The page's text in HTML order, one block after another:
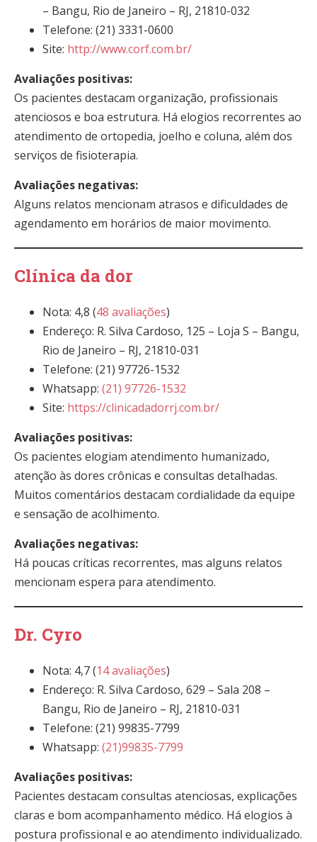
– Bangu, Rio de Janeiro – RJ, 21810-032
Telefone: (21) 3331-0600
Site: http://www.corf.com.br/
Avaliações positivas:
Os pacientes destacam organização, profissionais
atenciosos e boa estrutura. Há elogios recorrentes ao
atendimento de ortopedia, joelho e coluna, além dos
serviços de fisioterapia.
Avaliações negativas:
Alguns relatos mencionam atrasos e dificuldades de
agendamento em horários de maior movimento.
Clínica da dor
Nota: 4,8 (48 avaliações)
Endereço: R. Silva Cardoso, 125 – Loja S – Bangu,
Rio de Janeiro – RJ, 21810-031
Telefone: (21) 97726-1532
Whatsapp: (21) 97726-1532
Site: https://clinicadadorrj.com.br/
Avaliações positivas:
Os pacientes elogiam atendimento humanizado,
atenção às dores crônicas e consultas detalhadas.
Muitos comentários destacam cordialidade da equipe
e sensação de acolhimento.
Avaliações negativas:
Há poucas críticas recorrentes, mas alguns relatos
mencionam espera para atendimento.
Dr. Cyro
Nota: 4,7 (14 avaliações)
Endereço: R. Silva Cardoso, 629 – Sala 208 –
Bangu, Rio de Janeiro – RJ, 21810-031
Telefone: (21) 99835-7799
Whatsapp: (21)99835-7799
Avaliações positivas:
Pacientes destacam consultas atenciosas, explicações
claras e bom acompanhamento médico. Há elogios à
postura profissional e ao atendimento individualizado.